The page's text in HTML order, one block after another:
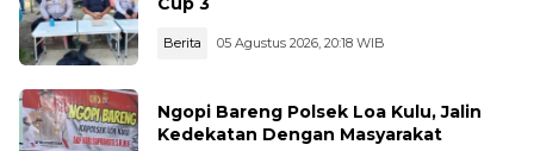
Berita 05 Agustus 2026, 20:18 WIB
Ngopi Bareng Polsek Loa Kulu, Jalin
Kedekatan Dengan Masyarakat